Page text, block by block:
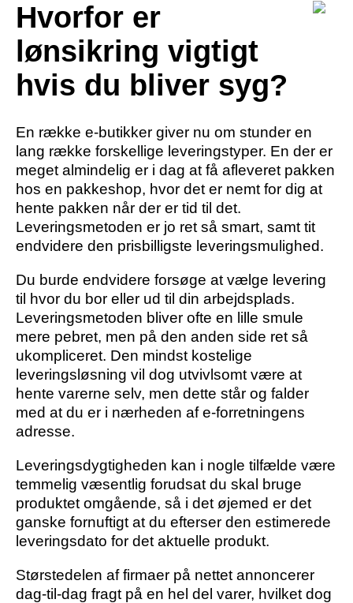
Hvorfor er
lønsikring vigtigt
hvis du bliver syg?
En række e-butikker giver nu om stunder en
lang række forskellige leveringstyper. En der er
meget almindelig er i dag at få afleveret pakken
hos en pakkeshop, hvor det er nemt for dig at
hente pakken når der er tid til det.
Leveringsmetoden er jo ret så smart, samt tit
endvidere den prisbilligste leveringsmulighed.
Du burde endvidere forsøge at vælge levering
til hvor du bor eller ud til din arbejdsplads.
Leveringsmetoden bliver ofte en lille smule
mere pebret, men på den anden side ret så
ukompliceret. Den mindst kostelige
leveringsløsning vil dog utvivlsomt være at
hente varerne selv, men dette står og falder
med at du er i nærheden af e-forretningens
adresse.
Leveringsdygtigheden kan i nogle tilfælde være
temmelig væsentlig forudsat du skal bruge
produktet omgående, så i det øjemed er det
ganske fornuftigt at du efterser den estimerede
leveringsdato for det aktuelle produkt.
Størstedelen af firmaer på nettet annoncerer
dag-til-dag fragt på en hel del varer, hvilket dog